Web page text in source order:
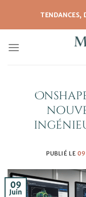
contenu
TENDANCES,
PUBLIÉ LE
09
Juin